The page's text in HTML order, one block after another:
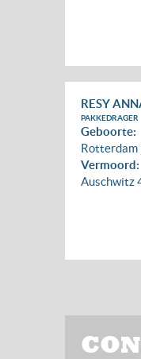
RESY
PAKKEDRAGER
Geboorte:
Rotterdam
Vermoord:
Auschwitz